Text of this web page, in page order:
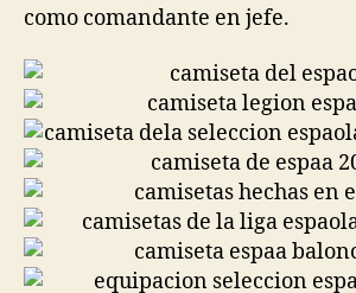
como comandante en jefe.